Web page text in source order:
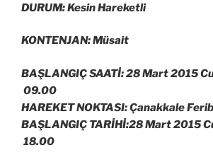
DURUM: Kesin Hareketli
KONTENJAN: Müsait
BAŞLANGIÇ SAATİ: 28 Mart 2015
09.00
HAREKET NOKTASI: Çanakkale
BAŞLANGIÇ TARİHİ:28 Mart 2015
18.00